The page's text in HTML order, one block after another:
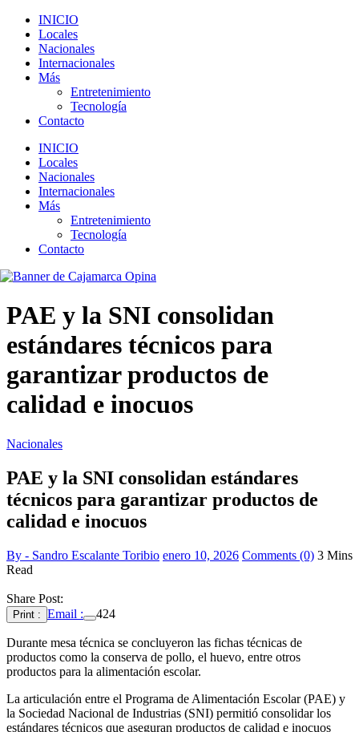
INICIO
Locales
Nacionales
Internacionales
Más
Entretenimiento
Tecnología
Contacto
INICIO
Locales
Nacionales
Internacionales
Más
Entretenimiento
Tecnología
Contacto
PAE y la SNI consolidan
estándares técnicos para
garantizar productos de
calidad e inocuos
Nacionales
PAE y la SNI consolidan estándares
técnicos para garantizar productos de
calidad e inocuos
By - Sandro Escalante Toribio enero 10, 2026 Comments (0) 3 Mins
Read
Share Post:
Print : Email : 424
Durante mesa técnica se concluyeron las fichas técnicas de
productos como la conserva de pollo, el huevo, entre otros
productos para la alimentación escolar.
La articulación entre el Programa de Alimentación Escolar (PAE) y
la Sociedad Nacional de Industrias (SNI) permitió consolidar los
estándares técnicos que aseguran productos de calidad e inocuos